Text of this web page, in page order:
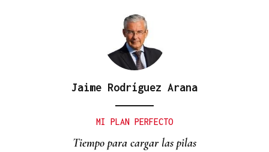
Jaime Rodríguez Arana
MI PLAN PERFECTO
Tiempo para cargar las pilas